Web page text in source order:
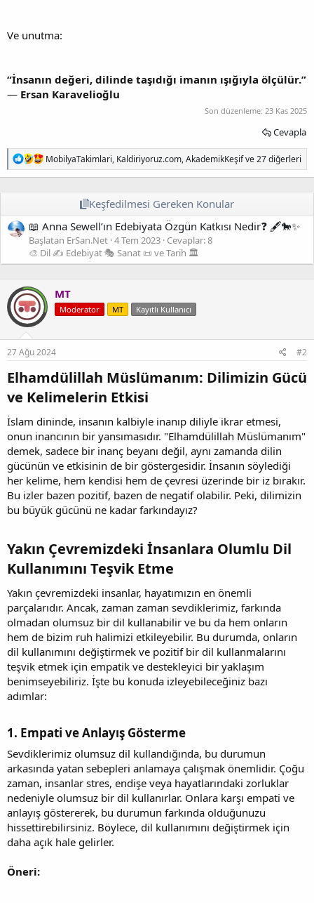
Ve unutma:
“İnsanın değeri, dilinde taşıdığı imanın ışığıyla ölçülür.”
— Ersan Karavelioğlu
Son düzenleme: 23 Kas 2025
Cevapla
T
e
p
k
l
e
r
:
MobilyaTakimlari, Kaldiriyoruz.com,AkademikKeşifve 27 diğerleri
Keşfedilmesi Gereken Konular
📖 Anna Sewell’ın Edebiyata Özgün Katkısı Nedir❓ 🖋️🐎✨
Başlatan ErSan.Net 4 Tem 2023 Cevaplar: 8
🎨 Dil ✍️ Edebiyat 🎭 Sanat 📜 ve Tarih 🏛️
MT
Moderator MT Kayıtlı Kullanıcı
27 Ağu 2024 #2
Elhamdülillah Müslümanım: Dilimizin Gücü
ve Kelimelerin Etkisi
İslam dininde, insanın kalbiyle inanıp diliyle ikrar etmesi,
onun inancının bir yansımasıdır. "Elhamdülillah Müslümanım"
demek, sadece bir inanç beyanı değil, aynı zamanda dilin
gücünün ve etkisinin de bir göstergesidir. İnsanın söylediği
her kelime, hem kendisi hem de çevresi üzerinde bir iz bırakır.
Bu izler bazen pozitif, bazen de negatif olabilir. Peki, dilimizin
bu büyük gücünü ne kadar farkındayız?
Yakın Çevremizdeki İnsanlara Olumlu Dil
Kullanımını Teşvik Etme
Yakın çevremizdeki insanlar, hayatımızın en önemli
parçalarıdır. Ancak, zaman zaman sevdiklerimiz, farkında
olmadan olumsuz bir dil kullanabilir ve bu da hem onların
hem de bizim ruh halimizi etkileyebilir. Bu durumda, onların
dil kullanımını değiştirmek ve pozitif bir dil kullanmalarını
teşvik etmek için empatik ve destekleyici bir yaklaşım
benimseyebiliriz. İşte bu konuda izleyebileceğiniz bazı
adımlar:
1. Empati ve Anlayış Gösterme
Sevdiklerimiz olumsuz dil kullandığında, bu durumun
arkasında yatan sebepleri anlamaya çalışmak önemlidir. Çoğu
zaman, insanlar stres, endişe veya hayatlarındaki zorluklar
nedeniyle olumsuz bir dil kullanırlar. Onlara karşı empati ve
anlayış göstererek, bu durumun farkında olduğunuzu
hissettirebilirsiniz. Böylece, dil kullanımını değiştirmek için
daha açık hale gelirler.
Öneri: